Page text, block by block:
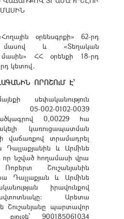
ՄԱՍԻՆ
օրենսգրքի» 62-րդ
և «Տեղական
ՀՀ օրենքի 18-րդ
կետով․
ՈՐՈՇՈւՄ Է՝
սեփականություն
002-0102-0039
0,00229 հա
կառուցապատման
վաճառքով տրամադրել
և Արմինե
որ նշված հողամասի վրա
Շուշանյանին
Դալլաքյան և Արմինե
իրավունքով
Արետա
Շուշանյանը պարտավոր
900185061034